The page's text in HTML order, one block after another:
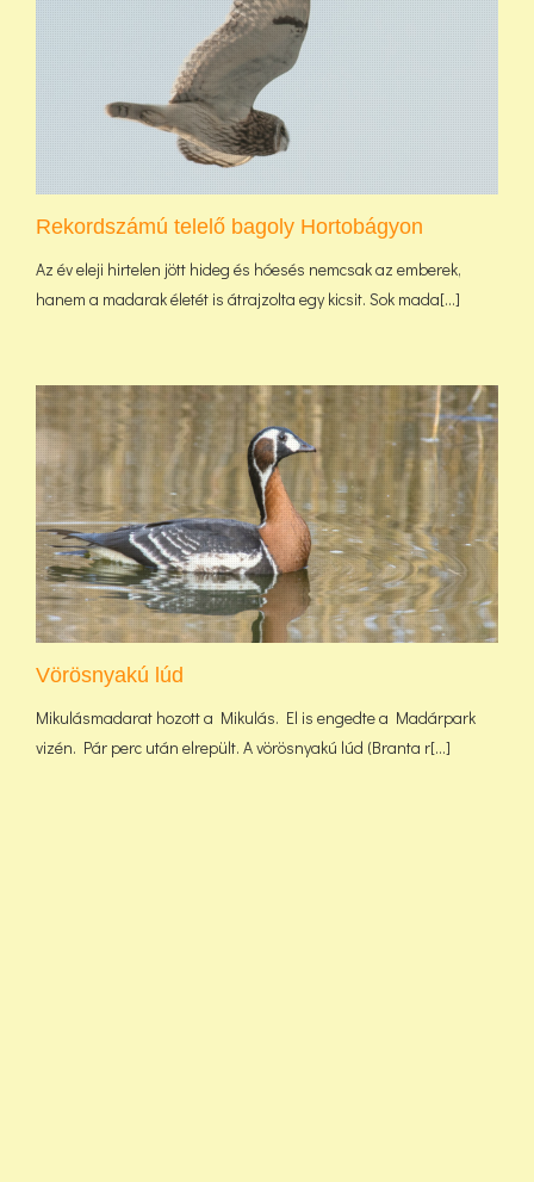
Rekordszámú telelő bagoly Hortobágyon
Az év eleji hirtelen jött hideg és hóesés nemcsak az emberek,
hanem a madarak életét is átrajzolta egy kicsit. Sok mada[...]
Vörösnyakú lúd
Mikulásmadarat hozott a Mikulás. El is engedte a Madárpark
vizén. Pár perc után elrepült. A vörösnyakú lúd (Branta r[...]